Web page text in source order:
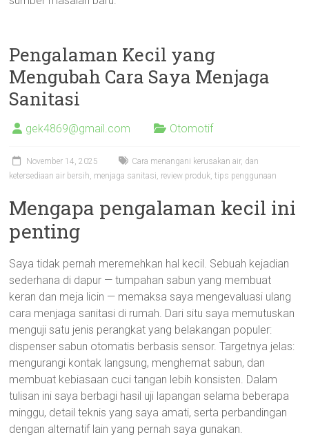
Pengalaman Kecil yang
Mengubah Cara Saya Menjaga
Sanitasi
gek4869@gmail.com Otomotif
November 14, 2025 Cara menangani kerusakan air, dan
ketersediaan air bersih, menjaga sanitasi, review produk,tips penggunaan
Mengapa pengalaman kecil ini
penting
Saya tidak pernah meremehkan hal kecil. Sebuah kejadian
sederhana di dapur — tumpahan sabun yang membuat
keran dan meja licin — memaksa saya mengevaluasi ulang
cara menjaga sanitasi di rumah. Dari situ saya memutuskan
menguji satu jenis perangkat yang belakangan populer:
dispenser sabun otomatis berbasis sensor. Targetnya jelas:
mengurangi kontak langsung, menghemat sabun, dan
membuat kebiasaan cuci tangan lebih konsisten. Dalam
tulisan ini saya berbagi hasil uji lapangan selama beberapa
minggu, detail teknis yang saya amati, serta perbandingan
dengan alternatif lain yang pernah saya gunakan.